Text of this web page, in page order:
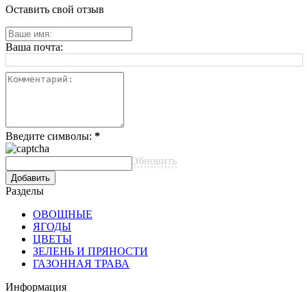
Оставить свой отзыв
Ваша почта:
Введите символы: *
Обновить
Разделы
ОВОЩНЫЕ
ЯГОДЫ
ЦВЕТЫ
ЗЕЛЕНЬ И ПРЯНОСТИ
ГАЗОННАЯ ТРАВА
Информация